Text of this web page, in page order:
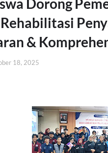
Dorong
&
18, 2025